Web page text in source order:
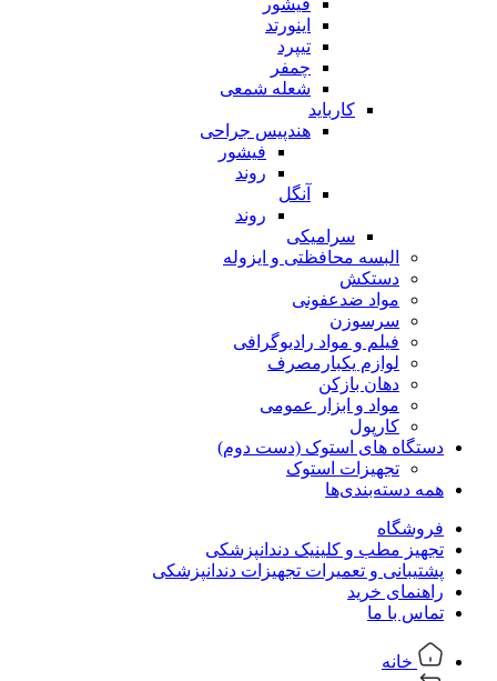
فیشور
اینورتد
تیپرد
چمفر
شعله شمعی
کارباید
هندپیس جراحی
فیشور
روند
آنگل
روند
سرامیکی
البسه محافظتی و ایزوله
دستکش
مواد ضدعفونی
سرسوزن
فیلم و مواد رادیوگرافی
لوازم یکبارمصرف
دهان بازکن
مواد و ابزار عمومی
کارپول
دستگاه های استوک (دست دوم)
تجهیزات استوک
همه دسته‌بندی‌ها
فروشگاه
تجهیز مطب و کلینیک دندانپزشکی
پشتیبانی و تعمیرات تجهیزات دندانپزشکی
راهنمای خرید
تماس با ما
خانه